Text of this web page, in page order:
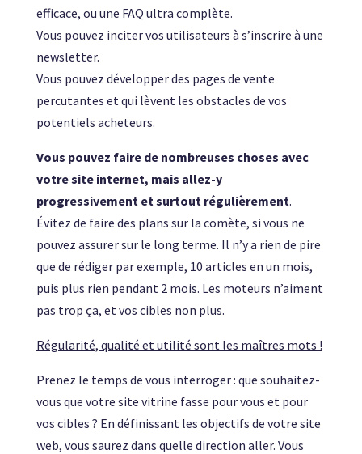
efficace, ou une FAQ ultra complète.
Vous pouvez inciter vos utilisateurs à s’inscrire à une
newsletter.
Vous pouvez développer des pages de vente
percutantes et qui lèvent les obstacles de vos
potentiels acheteurs.
Vous pouvez faire de nombreuses choses avec
votre site internet, mais allez-y
progressivement et surtout régulièrement.
Évitez de faire des plans sur la comète, si vous ne
pouvez assurer sur le long terme. Il n’y a rien de pire
que de rédiger par exemple, 10 articles en un mois,
puis plus rien pendant 2 mois. Les moteurs n’aiment
pas trop ça, et vos cibles non plus.
Régularité, qualité et utilité sont les maîtres mots !
Prenez le temps de vous interroger : que souhaitez-
vous que votre site vitrine fasse pour vous et pour
vos cibles ? En définissant les objectifs de votre site
web, vous saurez dans quelle direction aller. Vous